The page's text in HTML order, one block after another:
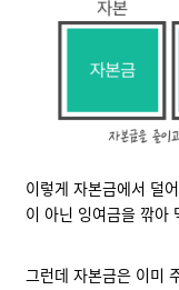
이렇게 자본금에서 덜
이 아닌 잉여금을 깎아
그런데 자본금은 이미